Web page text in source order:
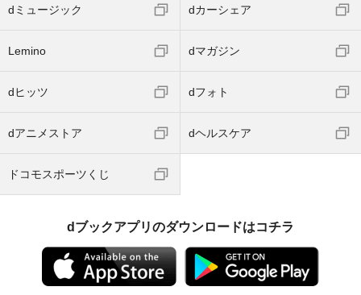
dミュージック dカーシェア
Lemino dマガジン
dヒッツ dフォト
dアニメストア dヘルスケア
ドコモスポーツくじ
dブックアプリのダウンロードはコチラ